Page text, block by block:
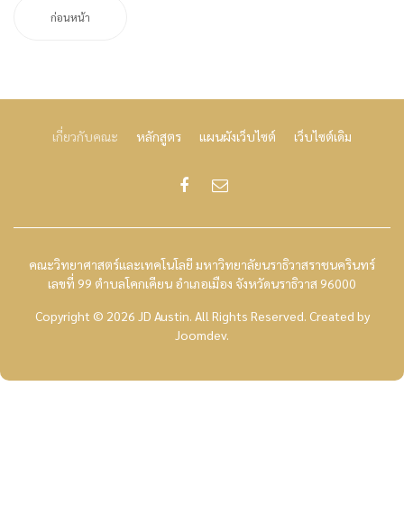
ก่อนหน้า
เกี่ยวกับคณะ หลักสูตร แผนผังเว็บไซต์ เว็บไซต์เดิม
คณะวิทยาศาสตร์และเทคโนโลยี มหาวิทยาลัยนราธิวาสราชนครินทร์
เลขที่ 99 ตำบลโคกเคียน อำเภอเมือง จังหวัดนราธิวาส 96000
Copyright © 2026 JD Austin. All Rights Reserved. Created by
Joomdev.